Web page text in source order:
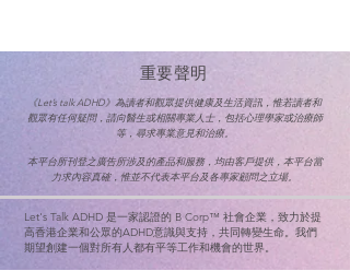
重要聲明
《Let’s talk ADHD》為讀者和觀眾提供健康及生活資訊，惟若讀者和
觀眾有任何疑問，請向醫生或相關專業人士，
包括心理學家或治療師
等，尋求專業意見和治療。
本平台所刊登之廣告所涉及的產品和服務，均由客戶提供，本平台當
力求內容真確，惟並不代表本平台及各專家顧問之立場。
Let's Talk ADHD 是一家認證的 B Corp™ 社會企業，致力於提
高香港企業和公眾的ADHD意識與支持，共同轉變生命。 我們
期望創建一個對所有人都有平等工作和機會的世界。